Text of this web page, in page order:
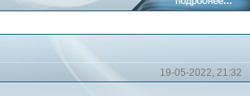
19-05-2022, 21:32